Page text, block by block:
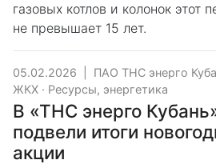
газовых котлов и колонок этот
не превышает 15 лет.
05.02.2026 ПАО ТНС энерго
ЖКХ · Ресурсы, энергетика
В «ТНС энерго
подвели итоги
акции